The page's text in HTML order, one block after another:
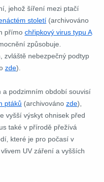
jehož šíření mezi ptačí
století (archivováno
přímo chřipkový virus typu A
způsobuje.
zvláště nebezpečný podtyp
zde).
a podzimním období souvisí
ptáků (archivováno zde),
vyšší výskyt ohnisek před
také v přírodě přežívá
které je pro počasí v
UV záření a vyšších